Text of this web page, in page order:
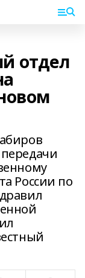
отдел
России по